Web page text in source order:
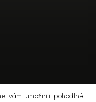
vám umožnili pohodlné